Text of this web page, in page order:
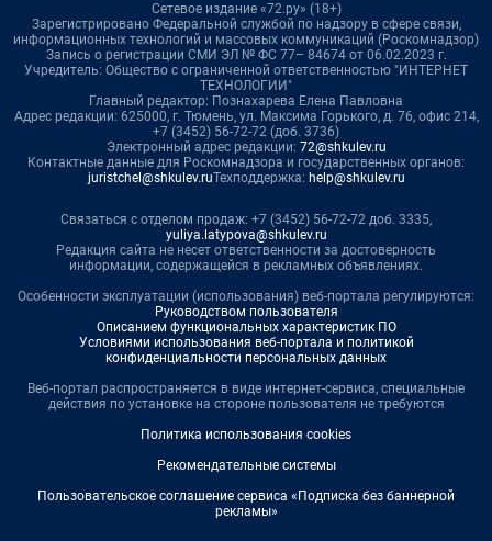
Сетевое издание «72.ру» (18+)
Зарегистрировано Федеральной службой по надзору в сфере связи,
информационных технологий и массовых коммуникаций (Роскомнадзор)
Запись о регистрации СМИ ЭЛ № ФС 77– 84674 от 06.02.2023 г.
Учредитель: Общество с ограниченной ответственностью "ИНТЕРНЕТ
ТЕХНОЛОГИИ"
Главный редактор: Познахарева Елена Павловна
Адрес редакции: 625000, г. Тюмень, ул. Максима Горького, д. 76, офис 214,
+7 (3452) 56-72-72 (доб. 3736)
Электронный адрес редакции: 72@shkulev.ru
Контактные данные для Роскомнадзора и государственных органов:
juristchel@shkulev.ruТехподдержка: help@shkulev.ru
Связаться с отделом продаж: +7 (3452) 56-72-72 доб. 3335,
yuliya.latypova@shkulev.ru
Редакция сайта не несет ответственности за достоверность
информации, содержащейся в рекламных объявлениях.
Особенности эксплуатации (использования) веб-портала регулируются:
Руководством пользователя
Описанием функциональных характеристик ПО
Условиями использования веб-портала и политикой
конфиденциальности персональных данных
Веб-портал распространяется в виде интернет-сервиса, специальные
действия по установке на стороне пользователя не требуются
Политика использования cookies
Рекомендательные системы
Пользовательское соглашение сервиса «Подписка без баннерной
рекламы»